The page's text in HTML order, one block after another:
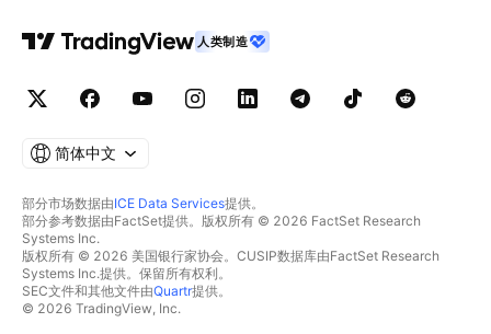
人类制造
简体中文
部分市场数据由ICE Data Services提供。
部分参考数据由FactSet提供。版权所有 © 2026 FactSet Research
Systems Inc.
版权所有 © 2026 美国银行家协会。CUSIP数据库由FactSet Research
Systems Inc.提供。保留所有权利。
SEC文件和其他文件由Quartr提供。
© 2026 TradingView, Inc.